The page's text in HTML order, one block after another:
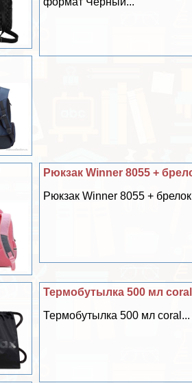
Рюкзак Winner 8055 +
Рюкзак Winner 8055 +
Термобутылка 500 мл coral
Термобутылка 500 мл coral...